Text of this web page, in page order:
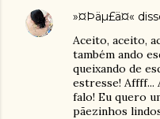
»¤Þäµ£ä¤«
Aceito, aceito,
também ando
queixando de
estresse! Affff...
falo! Eu quero
pãezinhos